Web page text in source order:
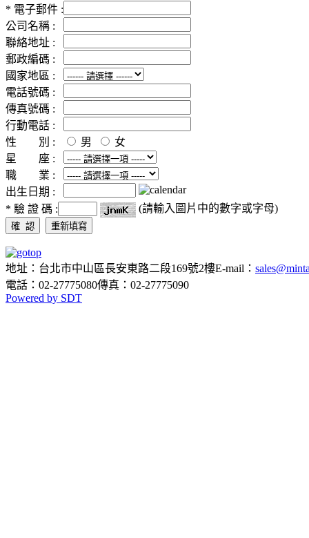
* 電子郵件 :
公司名稱 :
聯絡地址 :
郵政編碼 :
國家地區 :
電話號碼 :
傳真號碼 :
行動電話 :
性 別 :
男
女
星 座 :
職 業 :
出生日期 :
* 驗 證 碼 :
(請輸入圖片中的數字或字母)
地址：台北市中山區長安東路二段169號2樓E-mail：
電話：02-27775080傳真：02-27775090
Powered by SDT